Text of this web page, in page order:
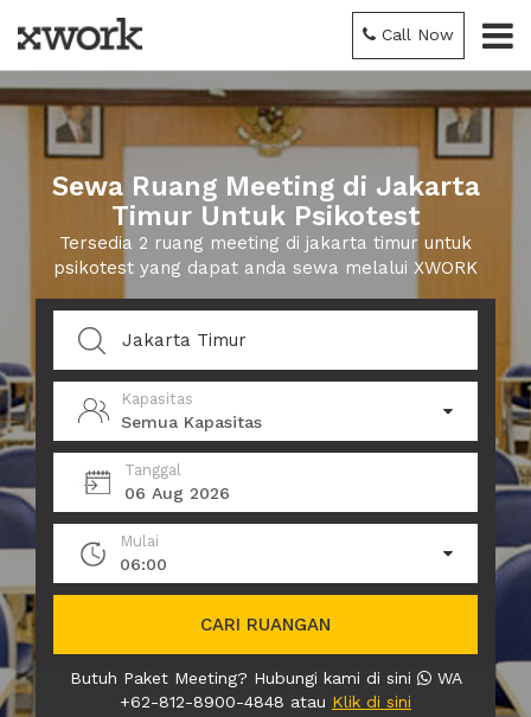
Call Now
Sewa Ruang Meeting di Jakarta
Timur Untuk Psikotest
Tersedia 2 ruang meeting di jakarta timur untuk
psikotest yang dapat anda sewa melalui XWORK
Kapasitas
Semua Kapasitas
Tanggal
06 Aug 2026
Mulai
06:00
CARI RUANGAN
Butuh Paket Meeting? Hubungi kami di sini
WA
+62-812-8900-4848 atau Klik di sini